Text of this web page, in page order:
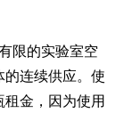
限的实验室空
的连续供应。使
金，因为使用